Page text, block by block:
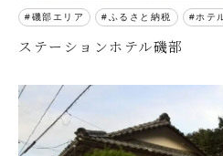
磯部エリア ふるさと納税 ホテ
ステーションホテル磯部